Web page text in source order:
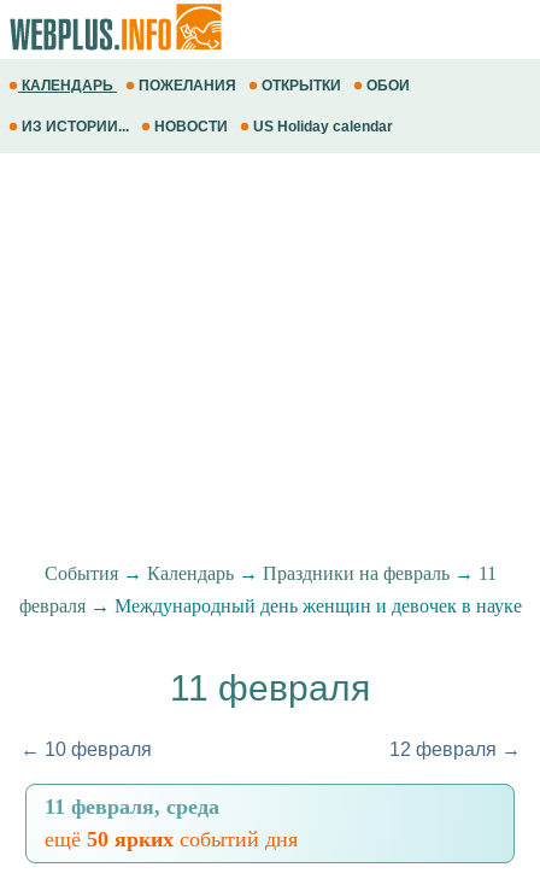
КАЛЕНДАРЬ ПОЖЕЛАНИЯ ОТКРЫТКИ ОБОИ
ИЗ ИСТОРИИ... НОВОСТИ US Holiday calendar
События→ Календарь→ Праздники на февраль→ 11
февраля→ Международный день женщин и девочек в науке
11 февраля
← 10 февраля 12 февраля →
11 февраля, среда
ещё 50 ярких событий дня